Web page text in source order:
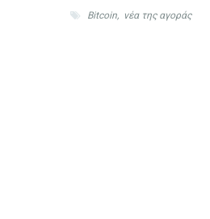
Bitcoin, νέα της αγοράς